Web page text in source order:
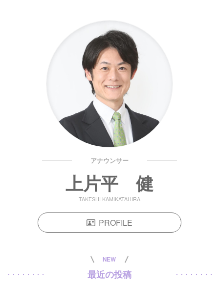
アナウンサー
上片平 健
TAKESHI KAMIKATAHIRA
PROFILE
NEW
最近の投稿